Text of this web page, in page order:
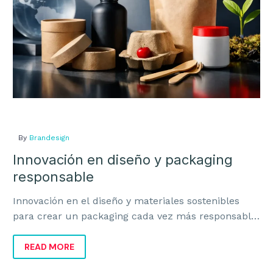
By Brandesign
Innovación en diseño y packaging
responsable
Innovación en el diseño y materiales sostenibles
para crear un packaging cada vez más responsable,
READ MORE